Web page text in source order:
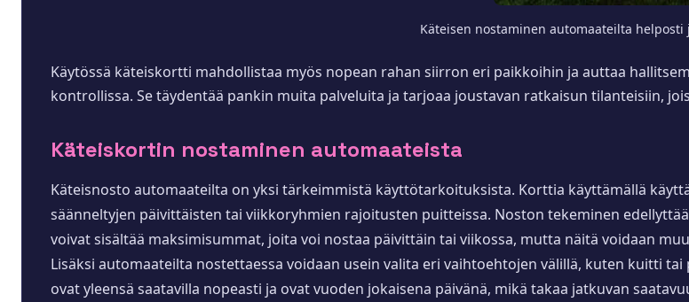
Käteisen nostaminen automaateilta helposti
Käytössä käteiskortti mahdollistaa myös nopean rahan siirron eri paikkoihin ja auttaa
kontrollissa. Se täydentää pankin muita palveluita ja tarjoaa joustavan ratkaisun tilanteisiin,
Käteiskortin nostaminen automaateista
Käteisnosto automaateilta on yksi tärkeimmistä käyttötarkoituksista. Korttia käyttämällä
säänneltyjen päivittäisten tai viikkoryhmien rajoitusten puitteissa. Noston tekeminen
voivat sisältää maksimisummat, joita voi nostaa päivittäin tai viikossa, mutta näitä voidaan
Lisäksi automaateilta nostettaessa voidaan usein valita eri vaihtoehtojen välillä, kuten kuitti
ovat yleensä saatavilla nopeasti ja ovat vuoden jokaisena päivänä, mikä takaa jatkuvan